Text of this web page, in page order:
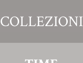
COLLEZIONI